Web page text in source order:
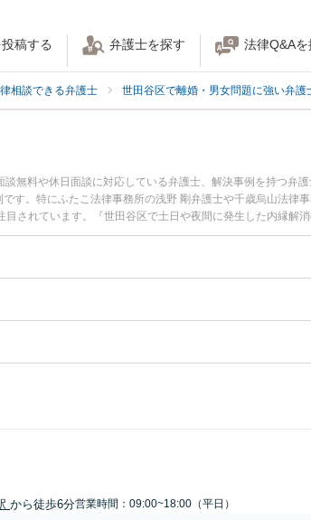
稿する 弁護士を探す 法律Q&Aを
相談できる弁護士 世田谷区で離婚・男女問題に強い弁護
無料や休日面談に対応している弁護士、解決事例を持つ弁
す。特にふたこ法律事務所の浅野 剛弁護士や千歳烏山法律
されています。『世田谷区で土日や夜間に発生した内縁解
初回相談無料で内縁解消を法律相談できる世田谷区内の弁
から徒歩6分営業時間：09:00~18:00（平日）